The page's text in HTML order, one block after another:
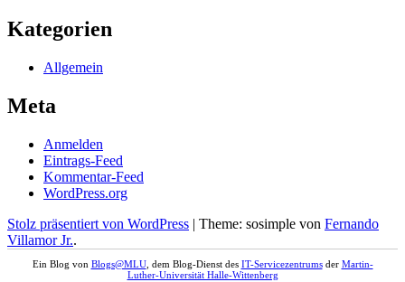
Kategorien
Allgemein
Meta
Anmelden
Eintrags-Feed
Kommentar-Feed
WordPress.org
Stolz präsentiert von WordPress | Theme: sosimple von Fernando
Villamor Jr..
Ein Blog von Blogs@MLU, dem Blog-Dienst des IT-Servicezentrumsder Martin-
Luther-Universität Halle-Wittenberg